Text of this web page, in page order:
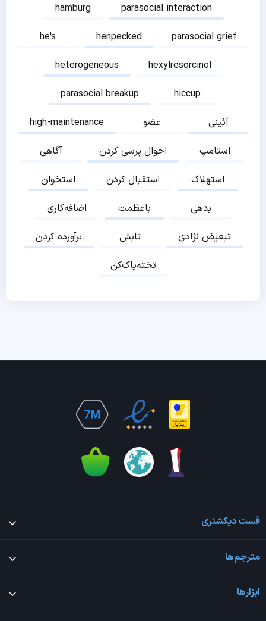
hamburg
parasocial interaction
he's
henpecked
parasocial grief
heterogeneous
hexylresorcinol
parasocial breakup
hiccup
high-maintenance
عضو
آئینی
آگاهی
احوال پرسی کردن
استامپ
استخوان
استقبال کردن
استهلاک
اضافه‌کاری
باعظمت
بدهی
برآورده کردن
تابش
تبعیض نژادی
تخته‌پاک‌کن
فست دیکشنری
مترجم‌ها
ابزارها